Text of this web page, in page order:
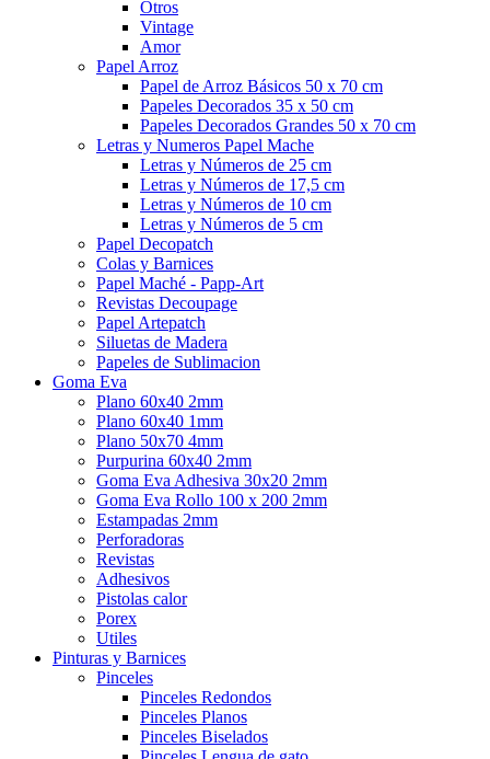
Otros
Vintage
Amor
Papel Arroz
Papel de Arroz Básicos 50 x 70 cm
Papeles Decorados 35 x 50 cm
Papeles Decorados Grandes 50 x 70 cm
Letras y Numeros Papel Mache
Letras y Números de 25 cm
Letras y Números de 17,5 cm
Letras y Números de 10 cm
Letras y Números de 5 cm
Papel Decopatch
Colas y Barnices
Papel Maché - Papp-Art
Revistas Decoupage
Papel Artepatch
Siluetas de Madera
Papeles de Sublimacion
Goma Eva
Plano 60x40 2mm
Plano 60x40 1mm
Plano 50x70 4mm
Purpurina 60x40 2mm
Goma Eva Adhesiva 30x20 2mm
Goma Eva Rollo 100 x 200 2mm
Estampadas 2mm
Perforadoras
Revistas
Adhesivos
Pistolas calor
Porex
Utiles
Pinturas y Barnices
Pinceles
Pinceles Redondos
Pinceles Planos
Pinceles Biselados